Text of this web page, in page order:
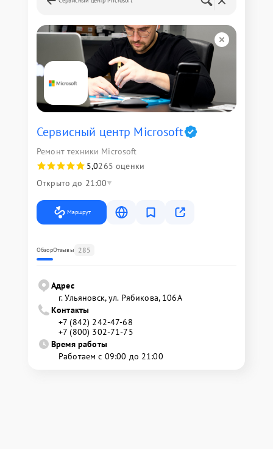
Сервисный центр Microsoft
Ремонт техники Microsoft
5,0265 оценки
Открыто до 21:00
Маршрут
ОбзорОтзывы 285
Адрес
г. Ульяновск, ул. Рябикова, 106А
Контакты
+7 (842) 242-47-68
+7 (800) 302-71-75
Время работы
Работаем с 09:00 до 21:00